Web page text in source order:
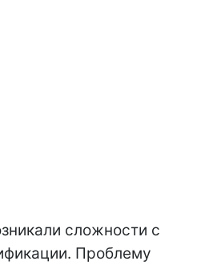
сложности с
Проблему